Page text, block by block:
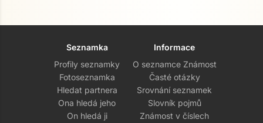
Seznamka
Profily seznamky
Fotoseznamka
Hledat partnera
Ona hledá jeho
On hledá ji
Informace
O seznamce Známost
Časté otázky
Srovnání seznamek
Slovník pojmů
Známost v číslech